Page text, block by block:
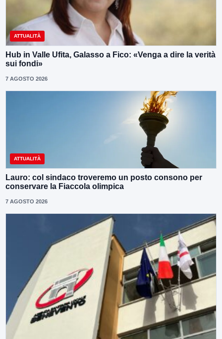
ATTUALITÀ
Hub in Valle Ufita, Galasso a Fico: «Venga a dire la verità
sui fondi»
7 AGOSTO 2026
ATTUALITÀ
Lauro: col sindaco troveremo un posto consono per
conservare la Fiaccola olimpica
7 AGOSTO 2026